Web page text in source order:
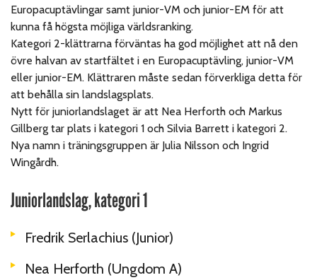
Europacuptävlingar samt junior-VM och junior-EM för att
kunna få högsta möjliga världsranking.
Kategori 2-klättrarna förväntas ha god möjlighet att nå den
övre halvan av startfältet i en Europacuptävling, junior-VM
eller junior-EM. Klättraren måste sedan förverkliga detta för
att behålla sin landslagsplats.
Nytt för juniorlandslaget är att Nea Herforth och Markus
Gillberg tar plats i kategori 1 och Silvia Barrett i kategori 2.
Nya namn i träningsgruppen är Julia Nilsson och Ingrid
Wingårdh.
Juniorlandslag, kategori 1
Fredrik Serlachius (Junior)
Nea Herforth (Ungdom A)